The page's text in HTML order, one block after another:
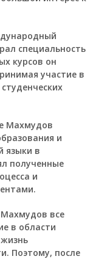
специальность
курсов он
участие в
Махмудов
и
языки в
полученные
и
все
в области
Поэтому, после